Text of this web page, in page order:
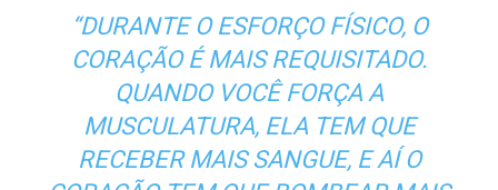
“DURANTE O ESFORÇO FÍSICO, O
CORAÇÃO É MAIS REQUISITADO.
QUANDO VOCÊ FORÇA A
MUSCULATURA, ELA TEM QUE
RECEBER MAIS SANGUE, E AÍ O